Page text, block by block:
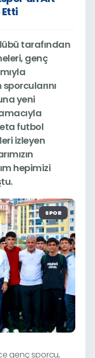
tarafından
genç
yeni
futbol
izleyen
hepimizi
SPOR
genç sporcu,